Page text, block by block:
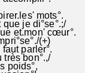
mots°.
je di°se°.;/
et.mon' cœur°.
(+)
parler°.
très bon°.,/
poids°,